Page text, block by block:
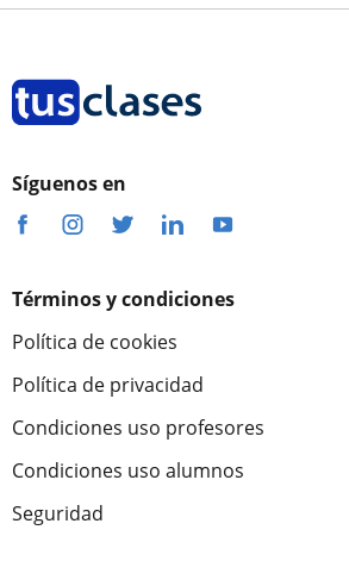
Síguenos en
Términos y condiciones
Política de cookies
Política de privacidad
Condiciones uso profesores
Condiciones uso alumnos
Seguridad